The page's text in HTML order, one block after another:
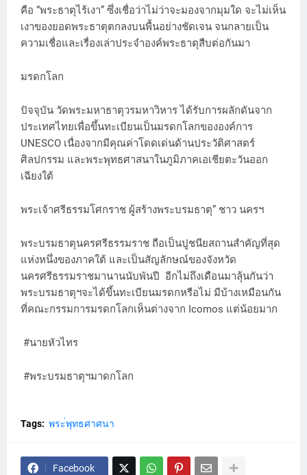
คือ “พระธาตุไร้เงา” ซึ่งเชื่อว่าไม่ว่าจะมองจากมุมใด จะไม่เห็น
เงาของยอดพระธาตุตกลงบนพื้นอย่างชัดเจน จนกลายเป็น
ความเชื่อและเรื่องเล่าประจำองค์พระธาตุสืบต่อกันมา
มรดกโลก
ปัจจุบัน วัดพระมหาธาตุวรมหาวิหาร ได้รับการผลักดันจาก
ประเทศไทยเพื่อขึ้นทะเบียนเป็นมรดกโลกขององค์การ
UNESCO เนื่องจากมีคุณค่าโดดเด่นด้านประวัติศาสตร์
ศิลปกรรม และพระพุทธศาสนาในภูมิภาคเอเชียตะวันออก
เฉียงใต้
พระเจ้าศรีธรรมโศกราช ผู้สร้างพระบรมธาตุ” ชาว นครฯ
พระบรมธาตุนครศรีธรรมราช ถือเป็นปูชนียสถานสำคัญที่สุด
แห่งหนึ่งของภาคใต้ และเป็นสัญลักษณ์ของจังหวัด
นครศรีธรรมราชมานานนับพันปี อีกไม่ถึงเดือนมาลุ้นกันว่า
พระบรมธาตุฯจะได้ขึ้นทะเบียนมรดกหรือไม่ มีบ้างเหมือนกัน
ที่คณะกรรมการมรดกโลกเห็นต่างจาก Icomos แต่น้อยมาก
#นายหัวไทร
#พระบรมธาตุฯมาดกโลก
Tags: พระ่พุทธศาศนา
Facebook